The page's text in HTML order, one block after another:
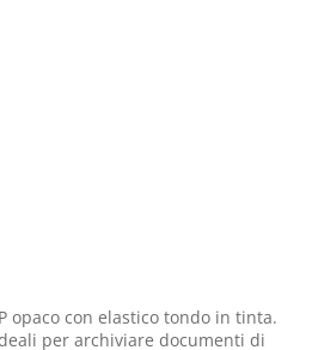
opaco con elastico tondo in tinta.
per archiviare documenti di